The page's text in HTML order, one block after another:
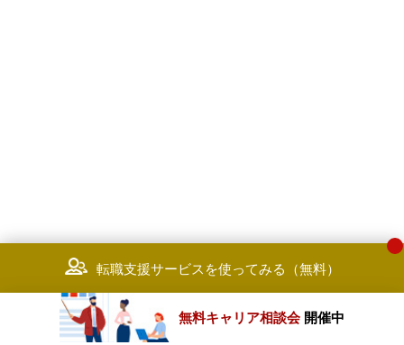
転職支援サービスを使ってみる（無料）
無料キャリア相談会 開催中